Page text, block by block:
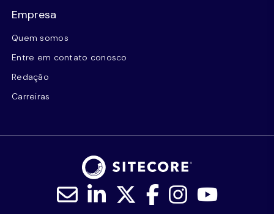
Empresa
Quem somos
Entre em contato conosco
Redação
Carreiras